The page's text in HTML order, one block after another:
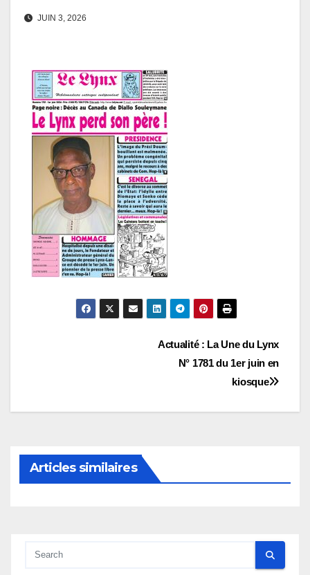
JUIN 3, 2026
l’article
Actualité : La Une du Lynx
N° 1781 du 1er juin en
kiosque
Articles similaires